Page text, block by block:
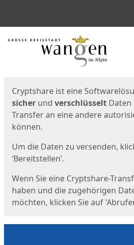
Start
Cryptshare ist eine
sicher und verschlüsselt Daten
Transfer an eine andere
können.
Um die Daten zu versenden,
‘Bereitstellen’.
Wenn Sie eine Cryptshare-
haben und die zugehörigen
möchten, klicken Sie auf